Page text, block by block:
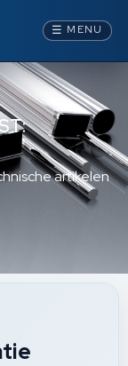
☰ MENU
artikelen